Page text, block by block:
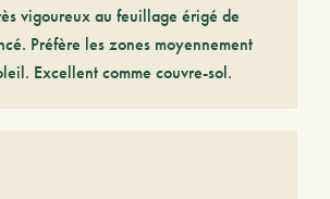
vigoureux au feuillage érigé de
Préfère les zones moyennement
Excellent comme couvre-sol.